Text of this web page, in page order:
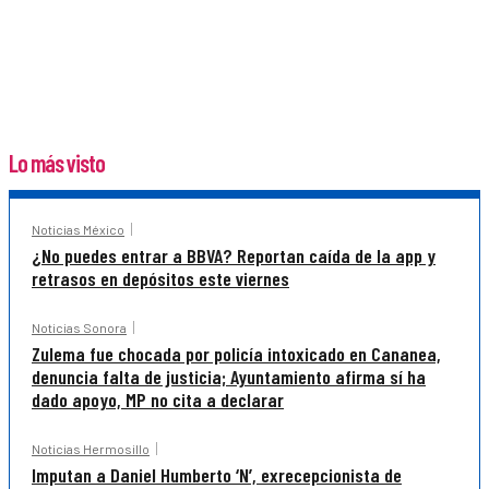
Lo más visto
Noticias México
¿No puedes entrar a BBVA? Reportan caída de la app y
retrasos en depósitos este viernes
Noticias Sonora
Zulema fue chocada por policía intoxicado en Cananea,
denuncia falta de justicia; Ayuntamiento afirma sí ha
dado apoyo, MP no cita a declarar
Noticias Hermosillo
Imputan a Daniel Humberto ‘N’, exrecepcionista de